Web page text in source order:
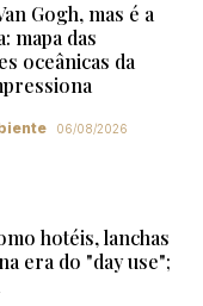
Gogh, mas é a
mapa das
oceânicas da
06/08/2026
hotéis, lanchas
era do "day use";